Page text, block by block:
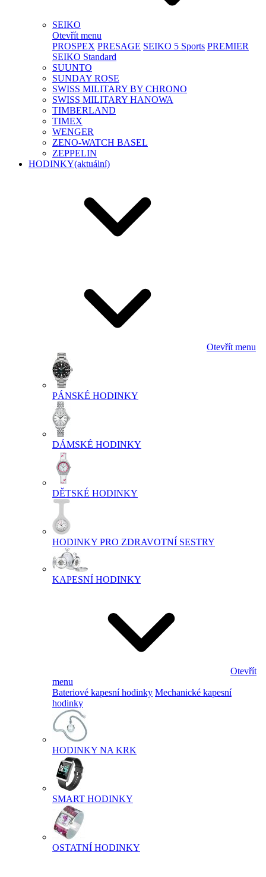
SEIKO
Otevřít menu
PROSPEX PRESAGE SEIKO 5 Sports PREMIER
SEIKO Standard
SUUNTO
SUNDAY ROSE
SWISS MILITARY BY CHRONO
SWISS MILITARY HANOWA
TIMBERLAND
TIMEX
WENGER
ZENO-WATCH BASEL
ZEPPELIN
HODINKY(aktuální)
Otevřít menu
PÁNSKÉ HODINKY
DÁMSKÉ HODINKY
DĚTSKÉ HODINKY
HODINKY PRO ZDRAVOTNÍ SESTRY
KAPESNÍ HODINKY
Otevřít
menu
Bateriové kapesní hodinky Mechanické kapesní
hodinky
HODINKY NA KRK
SMART HODINKY
OSTATNÍ HODINKY